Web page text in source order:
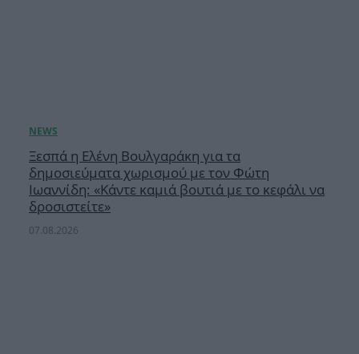
Ξεσπά η Ελένη Βουλγαράκη για τα
δημοσιεύματα χωρισμού με τον Φώτη
Ιωαννίδη: «Κάντε καμιά βουτιά με το κεφάλι να
δροσιστείτε»
07.08.2026